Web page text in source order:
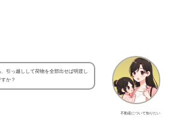
不動産について知りたい
、引っ越しして荷物を全部出せば明渡し
か？